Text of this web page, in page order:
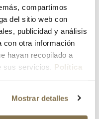
compartimos
del sitio web con
publicidad y análisis
con otra información
hayan recopilado a
sus servicios. Política
Mostrar detalles